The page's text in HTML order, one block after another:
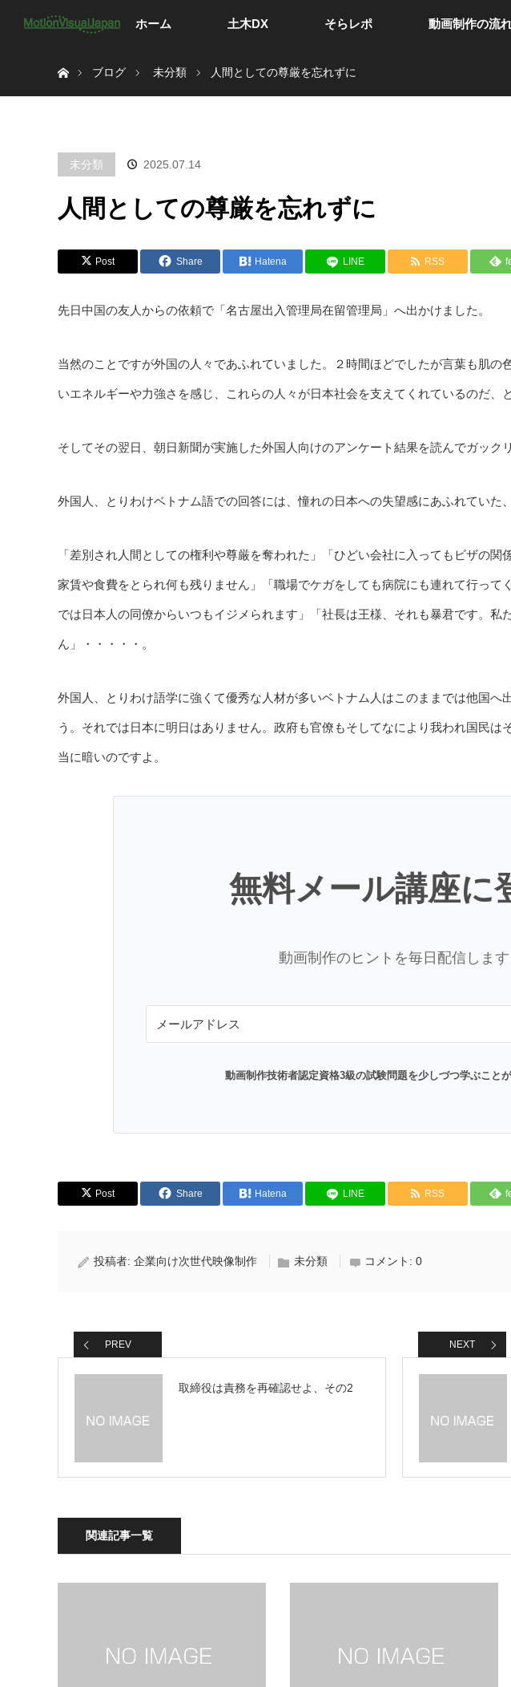
ホーム 土木DX そらレポ 動画制作の流
ブログ
未分類 人間としての尊厳を忘れずに
未分類 2025.07.14
人間としての尊厳を忘れずに
Post Share Hatena LINE RSS
先日中国の友人からの依頼で「名古屋出入管理局在留管理局」へ出かけました。
当然のことですが外国の人々であふれていました。２時間ほどでしたが言葉も肌の
いエネルギーや力強さを感じ、これらの人々が日本社会を支えてくれているのだ、
そしてその翌日、朝日新聞が実施した外国人向けのアンケート結果を読んでガックリ
外国人、とりわけベトナム語での回答には、憧れの日本への失望感にあふれていた
「差別され人間としての権利や尊厳を奪われた」「ひどい会社に入ってもビザの
家賃や食費をとられ何も残りません」「職場でケガをしても病院にも連れて行って
では日本人の同僚からいつもイジメられます」「社長は王様、それも暴君です。私
ん」・・・・・。
外国人、とりわけ語学に強くて優秀な人材が多いベトナム人はこのままでは他国へ
う。それでは日本に明日はありません。政府も官僚もそしてなにより我われ国民は
当に暗いのですよ。
無料メール講座に
動画制作のヒントを毎日配信します
動画制作技術者認定資格3級の試験問題を少しづつ学ぶこと
Post Share Hatena LINE RSS
投稿者: 企業向け次世代映像制作 未分類 コメント: 0
PREV
取締役は責務を再確認せよ、その2
NEXT
関連記事一覧